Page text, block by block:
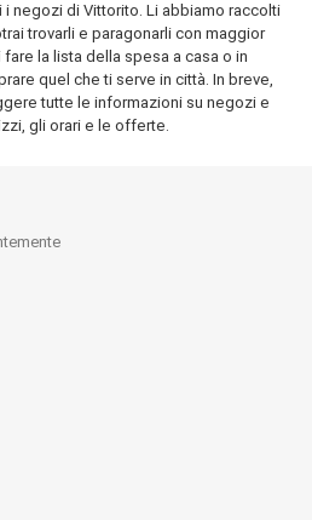
negozi di Vittorito. Li abbiamo raccolti
trovarli e paragonarli con maggior
la lista della spesa a casa o in
quel che ti serve in città. In breve,
tutte le informazioni su negozi e
gli orari e le offerte.